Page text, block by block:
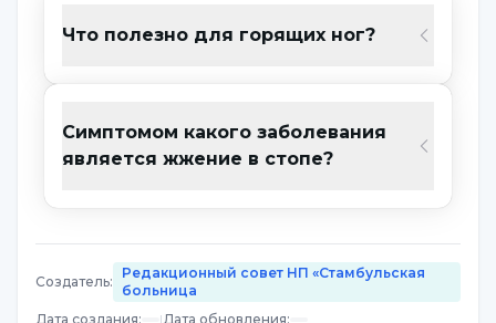
лодыжки и даже голени. Если подобные
в течение длительного времени,
необходимо обратиться к врачу и выяснить
причину.
Что такое жжение стоп? Каковы
симптомы?
Что полезно для горящих ног?
Симптомом какого заболевания
является жжение в стопе?
Создатель:
Редакционный совет НП «Стамбульская
больница
Дата создания: |Дата обновления: